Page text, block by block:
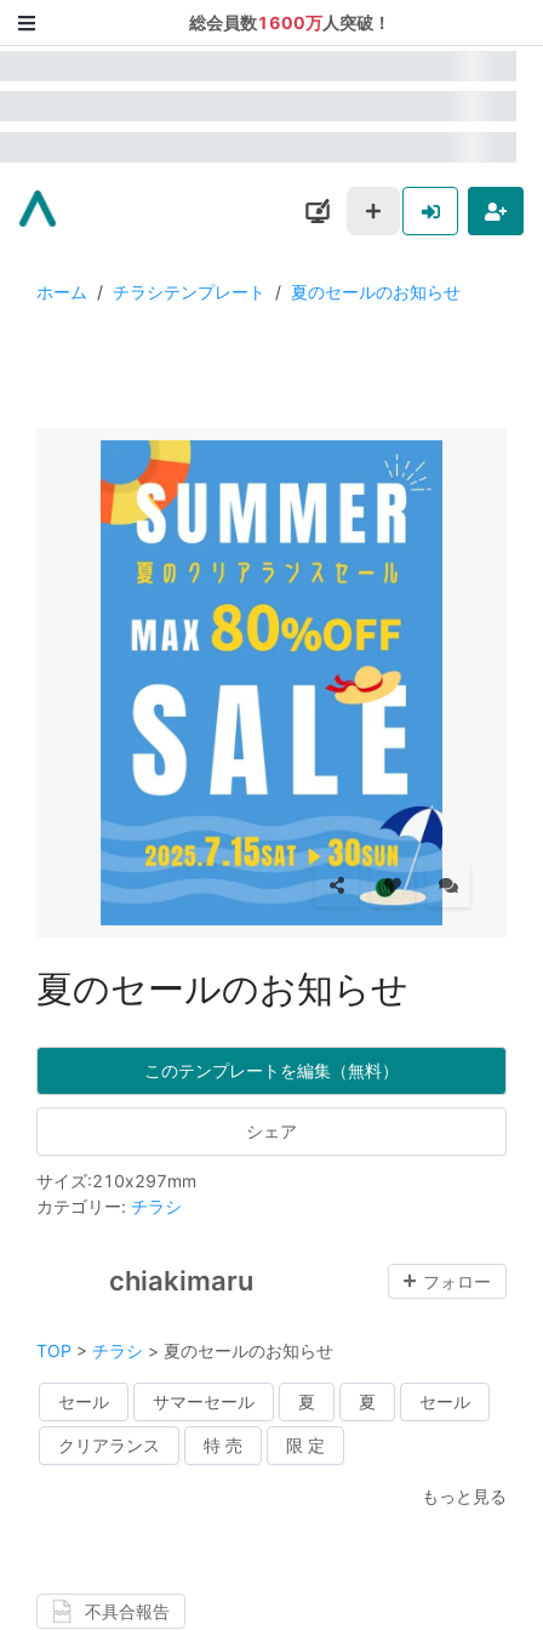
総会員数1600万人突破！
ホーム / チラシテンプレート / 夏のセールのお知らせ
夏のセールのお知らせ
このテンプレートを編集（無料）
シェア
サイズ:210x297mm
カテゴリー: チラシ
chiakimaru フォロー
TOP > チラシ > 夏のセールのお知らせ
セール サマーセール 夏 夏 セール
クリアランス 特 売 限 定
もっと見る
不具合報告